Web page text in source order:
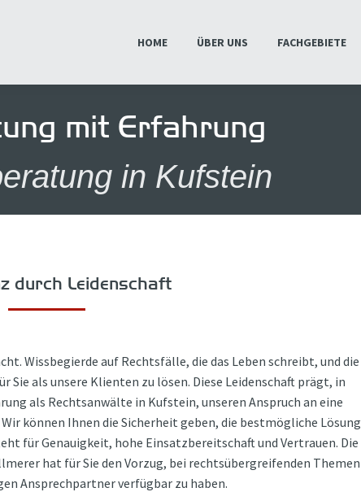
HOME ÜBER UNS FACHGEBIETE
mit Erfahrung
in Kufstein
durch Leidenschaft
Wissbegierde auf Rechtsfälle, die das Leben schreibt, und die
Sie als unsere Klienten zu lösen. Diese Leidenschaft prägt, in
als Rechtsanwälte in Kufstein, unseren Anspruch an eine
können Ihnen die Sicherheit geben, die bestmögliche Lösung
für Genauigkeit, hohe Einsatzbereitschaft und Vertrauen. Die
hat für Sie den Vorzug, bei rechtsübergreifenden Themen
Ansprechpartner verfügbar zu haben.